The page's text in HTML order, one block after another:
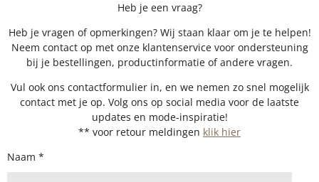
Heb je een vraag?
Heb je vragen of opmerkingen? Wij staan klaar om je te helpen!
Neem contact op met onze klantenservice voor ondersteuning
bij je bestellingen, productinformatie of andere vragen.
Vul ook ons contactformulier in, en we nemen zo snel mogelijk
contact met je op. Volg ons op social media voor de laatste
updates en mode-inspiratie!
** voor retour meldingen klik hier
Naam *